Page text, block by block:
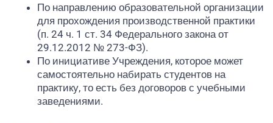
По направлению образовательной организации
для прохождения производственной практики
(п. 24 ч. 1 ст. 34 Федерального закона от
29.12.2012 № 273-ФЗ).
По инициативе Учреждения, которое может
самостоятельно набирать студентов на
практику, то есть без договоров с учебными
заведениями.